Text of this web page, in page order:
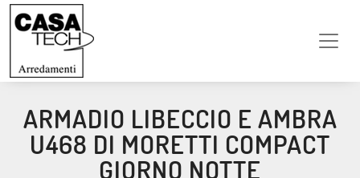
ARMADIO LIBECCIO E AMBRA
U468 DI MORETTI COMPACT
GIORNO NOTTE